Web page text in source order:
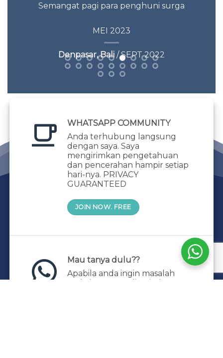
Semangat pagi para penghuni surga
MEI 2023
Denpasar, Bali/ SEPT 2022
WHATSAPP COMMUNITY
Anda terhubung langsung
dengan saya. Saya
mengirimkan pengetahuan
dan pencerahan hampir setiap
hari-nya. PRIVACY
GUARANTEED
JOIN NOW. FREE
Mau tanya dulu??
Apabila anda ingin masalah